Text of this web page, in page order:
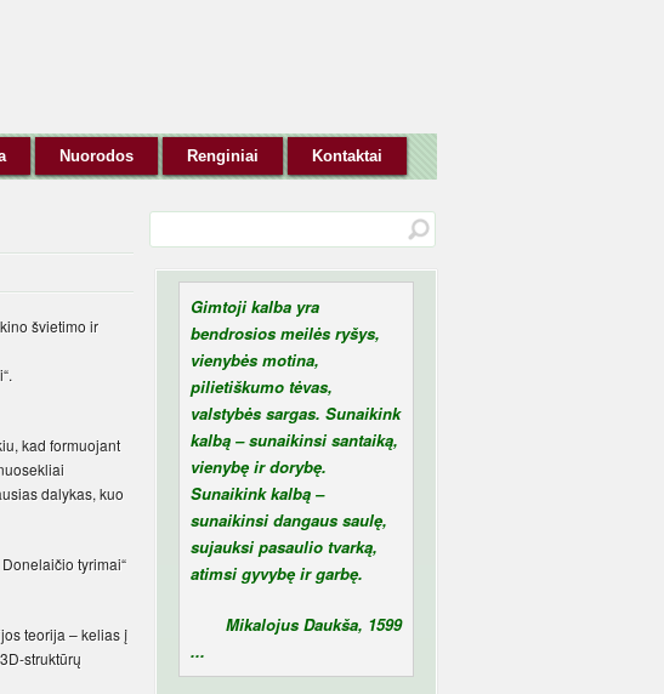
Nuorodos Renginiai Kontaktai
švietimo ir
kad formuojant
dalykas, kuo
tyrimai“
teorija – kelias į
struktūrų
Gimtoji kalba yra
bendrosios meilės ryšys,
vienybės motina,
pilietiškumo tėvas,
valstybės sargas. Sunaikink
kalbą – sunaikinsi santaiką,
vienybę ir dorybę.
Sunaikink kalbą –
sunaikinsi dangaus saulę,
sujauksi pasaulio tvarką,
atimsi gyvybę ir garbę.
Mikalojus Daukša, 1599
...